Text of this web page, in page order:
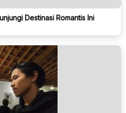
Destinasi Romantis Ini